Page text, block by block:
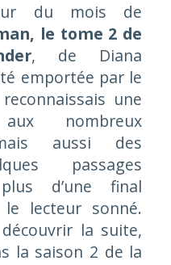
du mois de
le tome 2 de
, de Diana
emportée par le
une
nombreux
aussi des
passages
d’une final
lecteur sonné.
la suite,
la saison 2 de la